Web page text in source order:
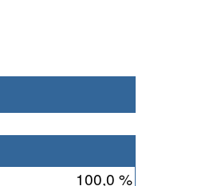
100,0 %